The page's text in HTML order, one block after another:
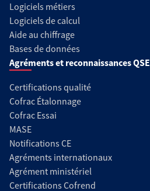
Logiciels métiers
Logiciels de calcul
Aide au chiffrage
Bases de données
Agréments et reconnaissances QSE
Certifications qualité
Cofrac Étalonnage
Cofrac Essai
MASE
Notifications CE
Agréments internationaux
Agrément ministériel
Certifications Cofrend